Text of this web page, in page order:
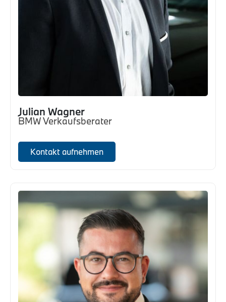
Julian Wagner
BMW Verkaufsberater
Kontakt aufnehmen